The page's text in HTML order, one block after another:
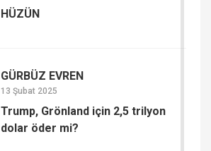
HÜZÜN
GÜRBÜZ EVREN
13 Şubat 2025
Trump, Grönland için 2,5 trilyon
dolar öder mi?